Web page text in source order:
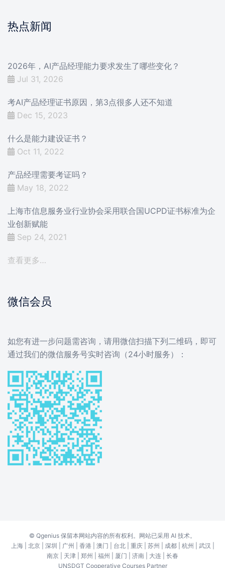
热点新闻
2026年，AI产品经理能力要求发生了哪些变化？
Jul 31, 2026
考AI产品经理证书原因，第3点很多人还不知道
Dec 15, 2023
什么是能力建设证书？
Oct 11, 2022
产品经理需要考证吗？
May 18, 2022
上海市信息服务业行业协会采用联合国UCPD证书标准为企
业创新赋能
Sep 24, 2021
查看更多…
微信会员
如您有进一步问题需咨询，请用微信扫描下列二维码，即可
通过我们的微信服务号实时咨询（24小时服务）：
© Qgenius 保留本网站内容的所有权利。网站已采用 AI 技术。
上海| 北京| 深圳 广州 香港| 澳门 台北| 重庆| 苏州 成都| 杭州 武汉
南京
天津 郑州 福州 厦门 济南 大连
长春
UNSDGT Cooperative Courses Partner